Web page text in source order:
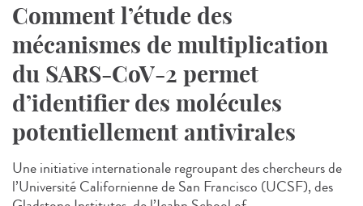
Comment l’étude des
mécanismes de multiplication
du SARS-CoV-2 permet
d’identifier des molécules
potentiellement antivirales
Une initiative internationale regroupant des chercheurs de
l’Université Californienne de San Francisco (UCSF), des